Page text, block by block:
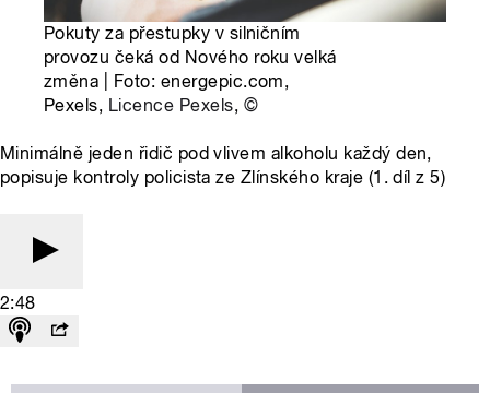
Pokuty za přestupky v silničním
provozu čeká od Nového roku velká
změna | Foto: energepic.com,
Pexels, Licence Pexels, ©
Minimálně jeden řidič pod vlivem alkoholu každý den,
popisuje kontroly policista ze Zlínského kraje (1. díl z 5)
2:48